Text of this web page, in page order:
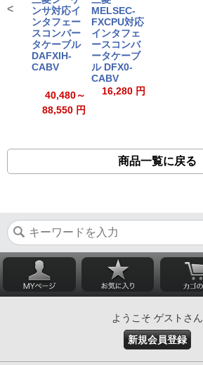
ンサ対応イ
ンタフェー
スコンバー
タケーブル
DAFXIH-
CABV
40,480～
88,550 円
MELSEC-
FXCPU対応
インタフェ
ースコンバ
ータケーブ
ル DFX0-
CABV
16,280 円
<
商品一覧に戻る
ようこそ ゲストさん
新規会員登録